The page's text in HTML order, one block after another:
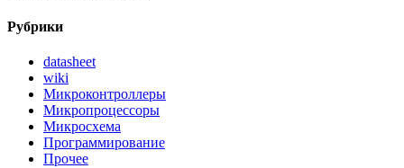
Рубрики
datasheet
wiki
Микроконтроллеры
Микропроцессоры
Микросхема
Программирование
Прочее